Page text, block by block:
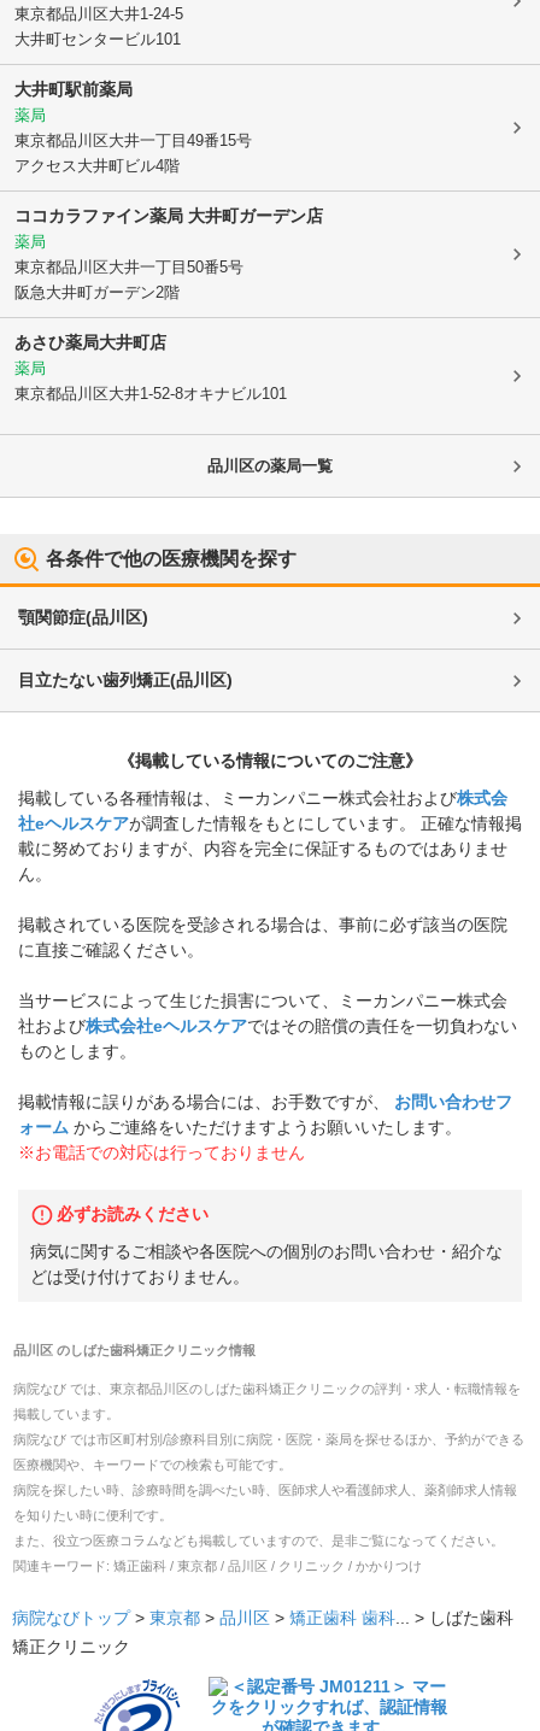
東京都品川区大井1-24-5
大井町センタービル101
大井町駅前薬局
薬局
東京都品川区大井一丁目49番15号
アクセス大井町ビル4階
ココカラファイン薬局 大井町ガーデン店
薬局
東京都品川区大井一丁目50番5号
阪急大井町ガーデン2階
あさひ薬局大井町店
薬局
東京都品川区大井1-52-8オキナビル101
品川区の薬局一覧
各条件で他の医療機関を探す
顎関節症(品川区)
目立たない歯列矯正(品川区)
《掲載している情報についてのご注意》
掲載している各種情報は、ミーカンパニー株式会社および株式会
社eヘルスケアが調査した情報をもとにしています。 正確な情報掲
載に努めておりますが、内容を完全に保証するものではありませ
ん。
掲載されている医院を受診される場合は、事前に必ず該当の医院
に直接ご確認ください。
当サービスによって生じた損害について、ミーカンパニー株式会
社および株式会社eヘルスケアではその賠償の責任を一切負わない
ものとします。
掲載情報に誤りがある場合には、お手数ですが、
お問い合わせフ
ォーム からご連絡をいただけますようお願いいたします。
※お電話での対応は行っておりません
必ずお読みください
病気に関するご相談や各医院への個別のお問い合わせ・紹介な
どは受け付けておりません。
品川区のしばた歯科矯正クリニック情報
病院なび では、 東京都品川区のしばた歯科矯正クリニックの評判・求人・転職情報を
掲載しています。
病院なび では市区町村別/診療科目別に病院・医院・薬局を探せるほか、予約ができる
医療機関や、キーワードでの検索も可能です。
病院を探したい時、診療時間を調べたい時、医師求人や看護師求人、薬剤師求人情報
を知りたい時に便利です。
また、役立つ医療コラムなども掲載していますので、是非ご覧になってください。
関連キーワード: 矯正歯科 / 東京都 / 品川区 / クリニック / かかりつけ
病院なびトップ> 東京都 > 品川区 > 矯正歯科 歯科 ... > しばた歯科
矯正クリニック